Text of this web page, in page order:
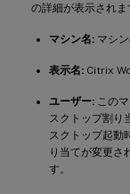
の詳細が表示されま
マシン名: マシ
表示名: Citrix
ユーザー: この
スクトップ割り
スクトップ起動
り当てが変更さ
す。